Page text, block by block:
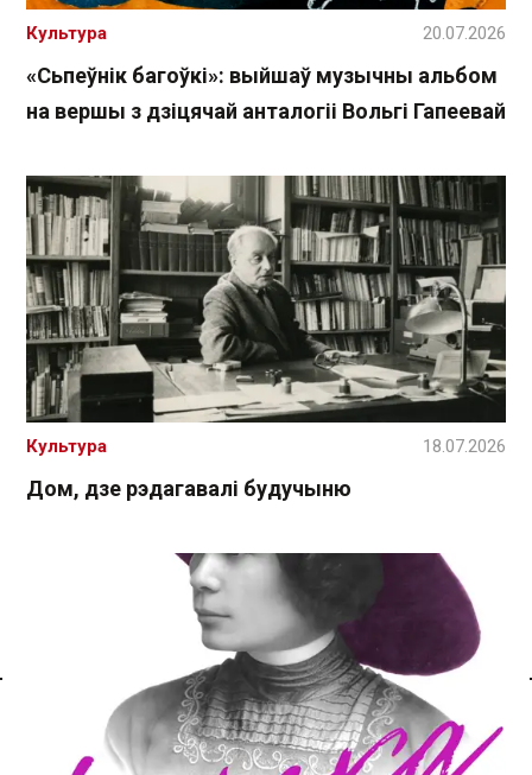
Спасылка без VPN
«Сьпеўнік багоўкі»: выйшаў музычны альбом
на вершы з дзіцячай анталогіі Вольгі Гапеевай
Культура 20.07.2026
Дом, дзе рэдагавалі будучыню
Культура 18.07.2026